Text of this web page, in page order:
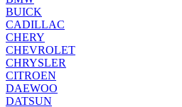
BUICK
CADILLAC
CHERY
CHEVROLET
CHRYSLER
CITROEN
DAEWOO
DATSUN